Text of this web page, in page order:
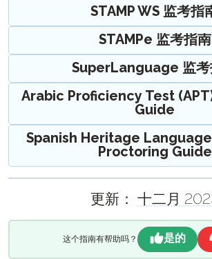
编写输入指南
ChromeOS – 虚拟键盘指南
Mac电脑 – 虚拟键盘使用说明
Windows 10 – 虚拟键盘指南
STAMP WS 入门指南
STAMPe 入门指南
SuperLanguage 入门指南
PLACE 入门指南
阿拉伯语熟练度测试（APT）入门
个人资料指南
STAMP 个人资料指南
STAMPe 个人资料指南
STAMP 用于CEFR个人能力描述指
SuperLanguage 测试参与者资料
STAMP 监考指南
STAMP WS 监考指南
STAMPe 监考指南
SHL 监考指南
APT 监考指南
SuperLanguage 监考指南
STAMP 报告指南
STAMP WS报告指南
STAMPe 报告指南
自我评估指南
STAMP WS 自我评估指南
PLACE 自我评估指南
STAMP 手写部分指南
STAMP WS 监考指
STAMPe 监考指南
SuperLanguage 监考
Arabic Proficiency Test
Guide
Spanish Heritage
Proctoring Guide
更新： 十二月
这个指南有帮助吗？ 是的